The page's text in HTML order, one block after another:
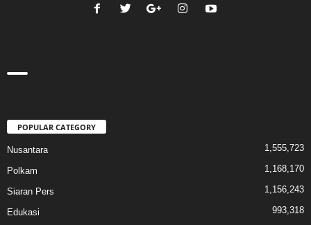
POPULAR CATEGORY
Nusantara 1,555,723
Polkam 1,168,170
Siaran Pers 1,156,243
Edukasi 993,318